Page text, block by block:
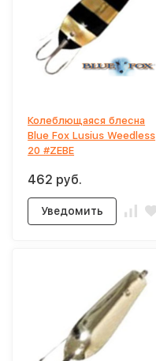
Колеблющаяся блесна
Blue Fox Lusius Weedless
20 #ZEBE
462 руб.
Уведомить